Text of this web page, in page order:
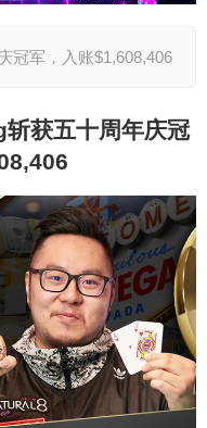
冠军，入账$1,608,406
获五十周年庆冠